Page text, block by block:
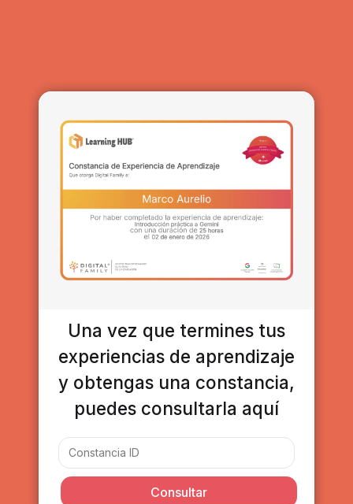
Una vez que termines tus
experiencias de aprendizaje
y obtengas una constancia,
puedes consultarla aquí